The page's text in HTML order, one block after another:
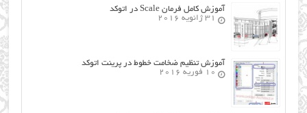
آموزش کامل فرمان Scale در اتوکد
31 ژانویه 2016
آموزش تنظیم ضخامت خطوط در پرینت اتوکد
10 فوریه 2016